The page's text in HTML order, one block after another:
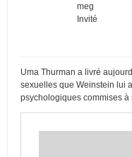
meg
Invité
Uma Thurman a livré
sexuelles que Weinstein lui
psychologiques commises à